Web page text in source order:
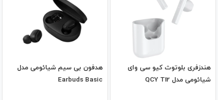
هندزفری بلوتوث کیو سی وای
شیائومی مدل QCY T12
هدفون بی‌ سیم شیائومی مدل
Earbuds Basic